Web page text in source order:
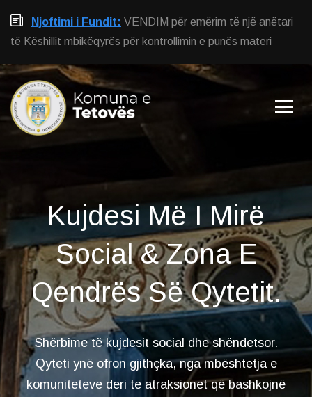
Njoftimi i Fundit: VENDIM për emërim të një anëtari
të Këshillit mbikëqyrës për kontrollimin e punës materi
Kujdesi Më I Mirë
Social& Zona E
Qendrës Së Qytetit.
Shërbime të kujdesit social dhe shëndetsor.
Qyteti ynë ofron gjithçka, nga mbështetja e
komuniteteve deri te atraksionet që bashkojnë